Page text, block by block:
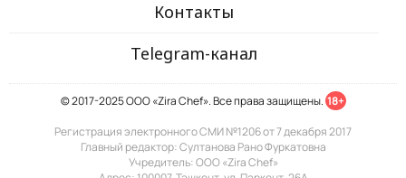
Контакты
Telegram-канал
© 2017-2025 ООО «Zira Chef». Все права защищены. 18+
Регистрация электронного СМИ №1206 от 7 декабря 2017
Главный редактор: Султанова Рано Фуркатовна
Учредитель: ООО «Zira Chef»